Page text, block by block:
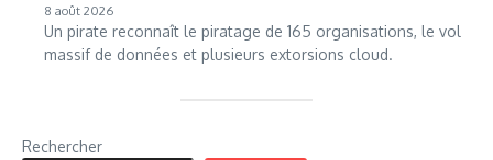
8 août 2026
Un pirate reconnaît le piratage de 165 organisations, le vol
massif de données et plusieurs extorsions cloud.
Rechercher